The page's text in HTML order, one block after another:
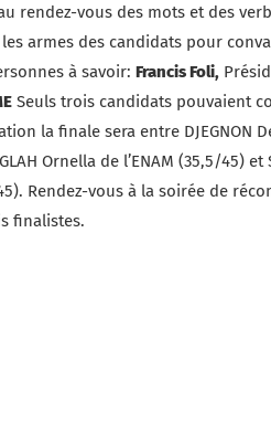
rendez-vous des mots et des
armes des candidats pour
à savoir: Francis Foli,
Seuls trois candidats pouvaient
la finale sera entre DJEGNON
Ornella de l’ENAM (35,5/45) et
Rendez-vous à la soirée de
finalistes.